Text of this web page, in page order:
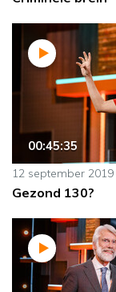
00:45:35
12 september 2019
Gezond 130?